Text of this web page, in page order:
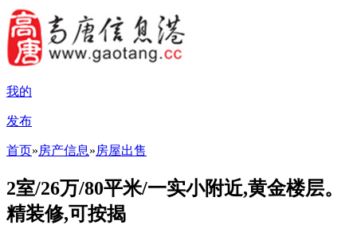
我的
发布
首页»房产信息»房屋出售
2室/26万/80平米/一实小附近,黄金楼层。
精装修,可按揭